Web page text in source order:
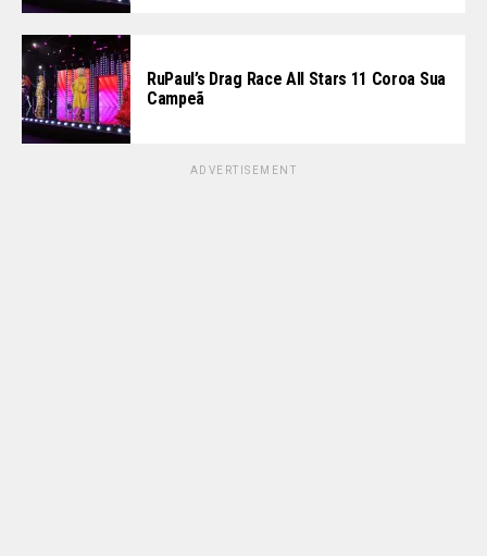
RuPaul’s Drag Race All Stars 11 Coroa Sua
Campeã
ADVERTISEMENT